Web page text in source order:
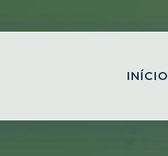
INÍCIO